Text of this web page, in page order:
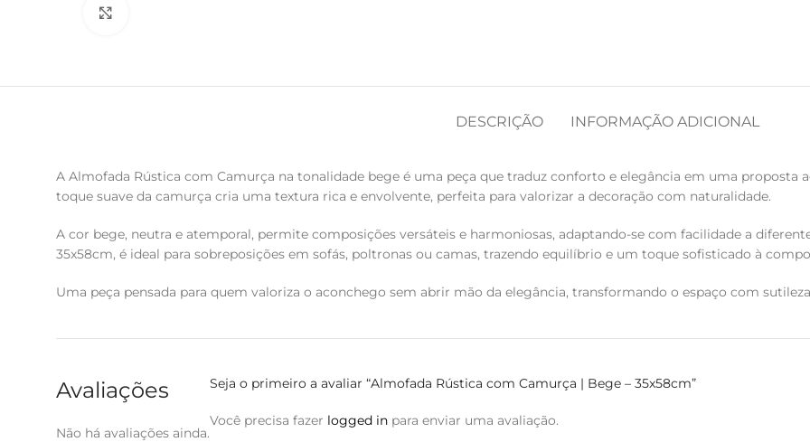
DESCRIÇÃO INFORMAÇÃO ADICIONAL
A Almofada Rústica com Camurça na tonalidade bege é uma peça que traduz conforto e elegância em uma proposta
toque suave da camurça cria uma textura rica e envolvente, perfeita para valorizar a decoração com naturalidade.
A cor bege, neutra e atemporal, permite composições versáteis e harmoniosas, adaptando-se com facilidade a
35x58cm, é ideal para sobreposições em sofás, poltronas ou camas, trazendo equilíbrio e um toque sofisticado à
Uma peça pensada para quem valoriza o aconchego sem abrir mão da elegância, transformando o espaço com
Avaliações
Não há avaliações ainda.
Seja o primeiro a avaliar “Almofada Rústica com Camurça | Bege – 35x58cm”
Você precisa fazer logged in para enviar uma avaliação.